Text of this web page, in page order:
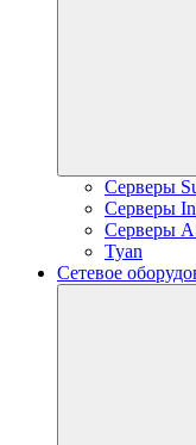
Серверы
Серверы
Серверы
Tyan
Сетевое